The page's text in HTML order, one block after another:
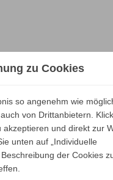
zu Cookies
so angenehm wie
von Drittanbietern.
akzeptieren und direkt zur
unten auf „Individuelle
der Cookies